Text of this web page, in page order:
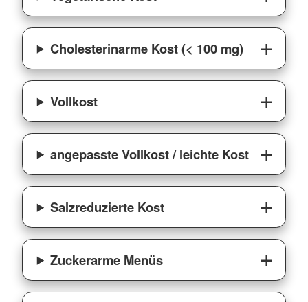
Cholesterinarme Kost (< 100 mg)
Vollkost
angepasste Vollkost / leichte Kost
Salzreduzierte Kost
Zuckerarme Menüs